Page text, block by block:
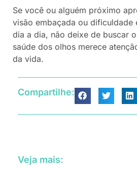
Se você ou alguém próximo
visão embaçada ou dificuldade
dia a dia, não deixe de buscar
saúde dos olhos merece
da vida.
Compartilhe:
Veja mais: